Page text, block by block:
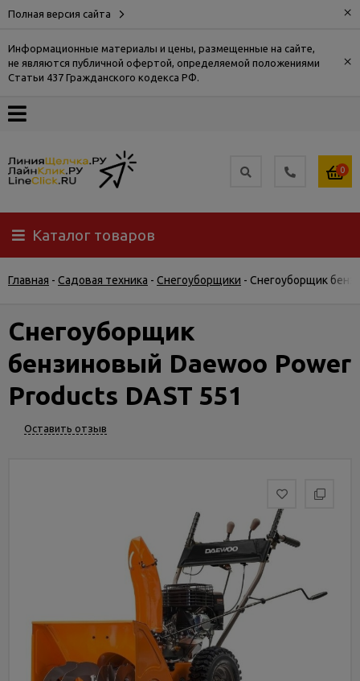
Полная версия сайта ×
Информационные материалы и цены, размещенные на сайте,
не являются публичной офертой, определяемой положениями
Статьи 437 Гражданского кодекса РФ.
×
О
Доставка
Самовывоз
Гарантия
возврат
Услуги
и
сервис
0
Каталог товаров
Главная - Садовая техника - Снегоуборщики - Снегоуборщик
Снегоуборщик
бензиновый Daewoo Power
Products DAST 551
Оставить отзыв